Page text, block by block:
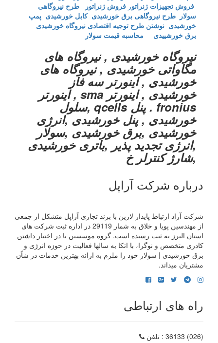
فروش تجهیزات ژنراتور فروش ژنراتور
طرح نیروگاهی
سولار طرح نیروگاهی برق خورشیدی کابل خورشیدی پمپ
خورشیدی نوشتن طرح توجیه اقتصادی نیروگاه خورشیدی
برق خورشییدی
محاسبه قیمت سولار
نیروگاه خورشیدی , نیروگاه های
مگاواتی خورشیدی , نیروگاه های
خورشیدی , اینورتر سه فاز
خورشیدی , اینورتر sma , اینورتر
fronius . پنل qcells ,سلول
خورشیدی , پنل خورشیدی ,انرژی
خورشیدی ,برق خورشیدی ,سولار
,انرژی تجدید پذیر ,باتری خورشیدی
,شارژ کنترلر خ
درباره شرکت آراپل
شرکت آراد ارتباط پایدار لارین با برند تجاری آراپل متشکل از جمعی
از مهندسین پویا و خلاق به شمار 29119 در اداره ثبت شرکت های
استان البرز به ثبت رسیده است. گروه موسسین با در اختیار داشتن
کادری متخصص و نوگرا، با اتکا به سالها فعالیت در حوزه انرژی و
برق خورشیدی | سولار خود را ملزم به ارائه بهترین خدمات در شاًن
مشتریان میداند.
راه های ارتباطی
(026) 36133 : تلفن